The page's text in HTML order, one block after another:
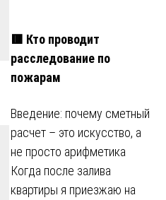
🟥 Кто проводит
расследование по
пожарам
Введение: почему сметный
расчет – это искусство, а
не просто арифметика
Когда после залива
квартиры я приезжаю на